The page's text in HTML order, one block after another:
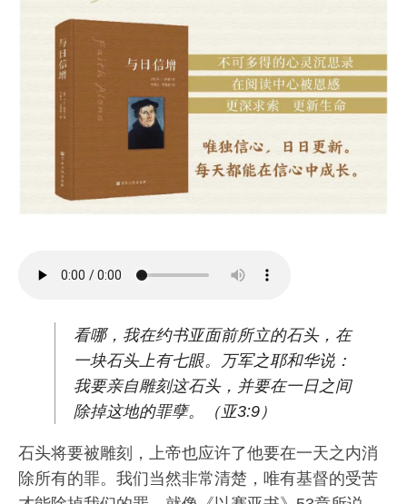
看哪，我在约书亚面前所立的石头，在
一块石头上有七眼。万军之耶和华说：
我要亲自雕刻这石头，并要在一日之间
除掉这地的罪孽。（亚3:9）
石头将要被雕刻，上帝也应许了他要在一天之内消
除所有的罪。我们当然非常清楚，唯有基督的受苦